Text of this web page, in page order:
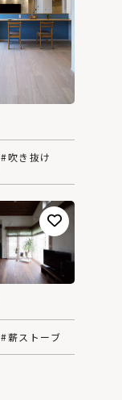
#吹き抜け
#薪ストーブ